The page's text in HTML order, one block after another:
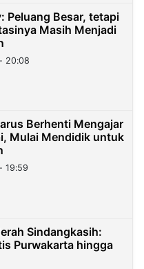
Peluang Besar, tetapi
Masih Menjadi
20:08
Berhenti Mengajar
Mulai Mendidik untuk
19:59
Sindangkasih:
Purwakarta hingga